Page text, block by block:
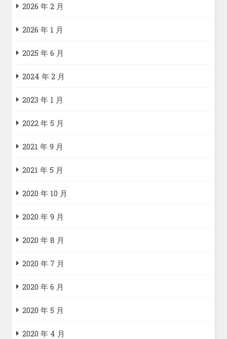
2026 年 2 月
2026 年 1 月
2025 年 6 月
2024 年 2 月
2023 年 1 月
2022 年 5 月
2021 年 9 月
2021 年 5 月
2020 年 10 月
2020 年 9 月
2020 年 8 月
2020 年 7 月
2020 年 6 月
2020 年 5 月
2020 年 4 月